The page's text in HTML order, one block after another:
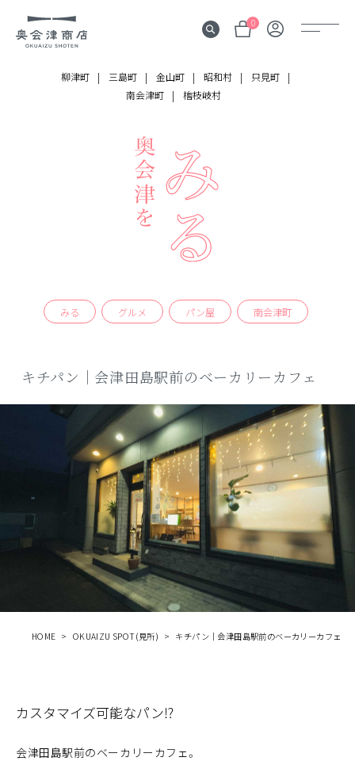
0
伝言板
体験
検索
ABOUT
相談窓口
アクセス
お問い合わせ
柳津町 三島町 金山町 昭和村
只見町
南会津町
檜枝岐村
みる グルメ パン屋 南会津町
キチパン｜会津田島駅前のベーカリーカフェ
HOME OKUAIZU SPOT(見所) キチパン｜会津田島駅前のベーカリーカフェ
カスタマイズ可能なパン⁉
会津田島駅前のベーカリーカフェ。